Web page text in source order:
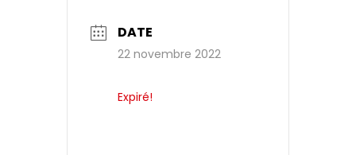
DATE
22 novembre 2022
Expiré!